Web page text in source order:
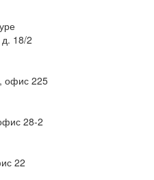
18/2
офис 225
28-2
22